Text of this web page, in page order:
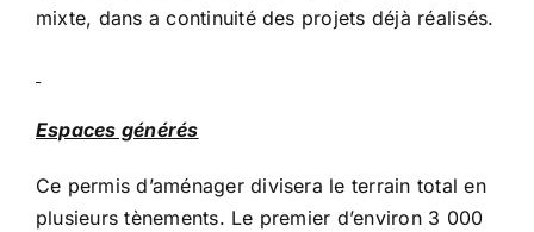
mixte, dans a continuité des projets déjà réalisés.
Espaces générés
Ce permis d’aménager divisera le terrain total en
plusieurs tènements. Le premier d’environ 3 000